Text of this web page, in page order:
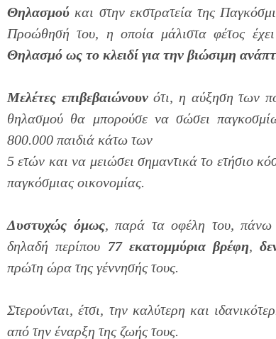
Θηλασμού και στην εκστρατεία της
Προώθησή του, η οποία μάλιστα φέτος
Θηλασμό ως το κλειδί για την βιώσιμη
Μελέτες επιβεβαιώνουνότι, η αύξηση των
θηλασμού θα μπορούσε να σώσει
800.000 παιδιά κάτω των
5 ετών και να μειώσει σημαντικά το ετήσιο
παγκόσμιας οικονομίας.
Δυστυχώς όμως, παρά τα οφέλη του, πάνω
δηλαδή περίπου 77 εκατομμύρια βρέφη,
πρώτη ώρα της γέννησής τους.
Στερούνται, έτσι, την καλύτερη και
από την έναρξη της ζωής τους.